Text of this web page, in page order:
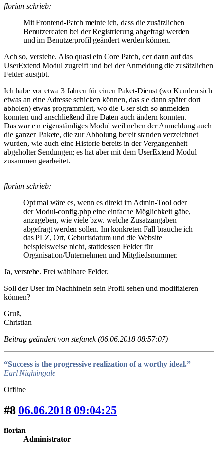
florian schrieb:
Mit Frontend-Patch meinte ich, dass die zusätzlichen
Benutzerdaten bei der Registrierung abgefragt werden
und im Benutzerprofil geändert werden können.
Ach so, verstehe. Also quasi ein Core Patch, der dann auf das
UserExtend Modul zugreift und bei der Anmeldung die zusätzlichen
Felder ausgibt.
Ich habe vor etwa 3 Jahren für einen Paket-Dienst (wo Kunden sich
etwas an eine Adresse schicken können, das sie dann später dort
abholen) etwas programmiert, wo die User sich so anmelden
konnten und anschließend ihre Daten auch ändern konnten.
Das war ein eigenständiges Modul weil neben der Anmeldung auch
die ganzen Pakete, die zur Abholung bereit standen verzeichnet
wurden, wie auch eine Historie bereits in der Vergangenheit
abgeholter Sendungen; es hat aber mit dem UserExtend Modul
zusammen gearbeitet.
florian schrieb:
Optimal wäre es, wenn es direkt im Admin-Tool oder
der Modul-config.php eine einfache Möglichkeit gäbe,
anzugeben, wie viele bzw. welche Zusatzangaben
abgefragt werden sollen. Im konkreten Fall brauche ich
das PLZ, Ort, Geburtsdatum und die Website
beispielsweise nicht, stattdessen Felder für
Organisation/Unternehmen und Mitgliedsnummer.
Ja, verstehe. Frei wählbare Felder.
Soll der User im Nachhinein sein Profil sehen und modifizieren
können?
Gruß,
Christian
Beitrag geändert von stefanek (06.06.2018 08:57:07)
“Success is the progressive realization of a worthy ideal.” ―
Earl Nightingale
Offline
#8 06.06.2018 09:04:25
florian
Administrator